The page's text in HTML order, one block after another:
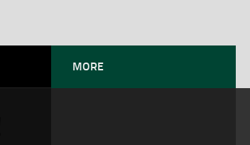
MORE